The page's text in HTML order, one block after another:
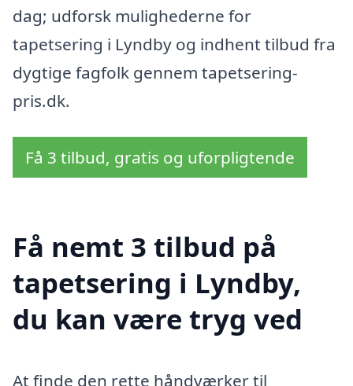
dag; udforsk mulighederne for
tapetsering i Lyndby og indhent tilbud fra
dygtige fagfolk gennem tapetsering-
pris.dk.
Få 3 tilbud, gratis og uforpligtende
Få nemt 3 tilbud på
tapetsering i Lyndby,
du kan være tryg ved
At finde den rette håndværker til